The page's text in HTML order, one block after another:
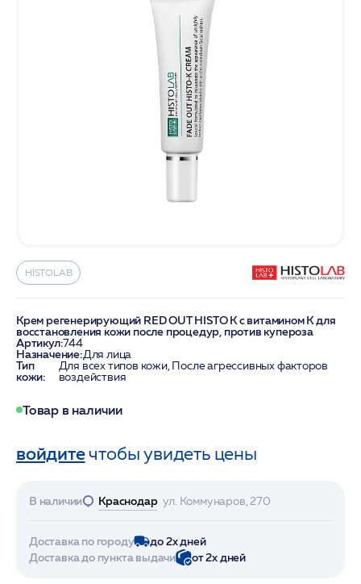
HISTOLAB
Крем регенерирующий RED OUT HISTO K с витамином K для
восстановления кожи после процедур, против купероза
Артикул:744
Назначение:Для лица
Тип
кожи:
Для всех типов кожи, После агрессивных факторов
воздействия
Товар в наличии
войдитечтобы увидеть цены
В наличии Краснодар ул. Коммунаров, 270
Доставка по городу
до 2х дней
Доставка до пункта выдачи
от 2х дней